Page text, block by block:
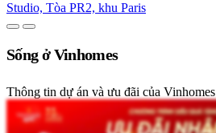
Studio, Tòa PR2, khu Paris
Sống ở Vinhomes
Thông tin dự án và ưu đãi của Vinhomes